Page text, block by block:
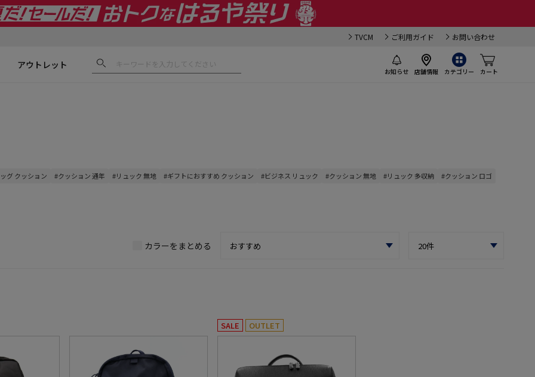
TVCM ご利用ガイド お問い合わせ
お知らせ 店舗情報 カテゴリー カート
アウトレット
グ クッション #クッション 通年 #リュック 無地 #ギフトにおすすめ クッション #ビジネス リュック #クッション 無地 #リュック 多収納 #クッション ロゴ
カラーをまとめる
SALE OUTLET